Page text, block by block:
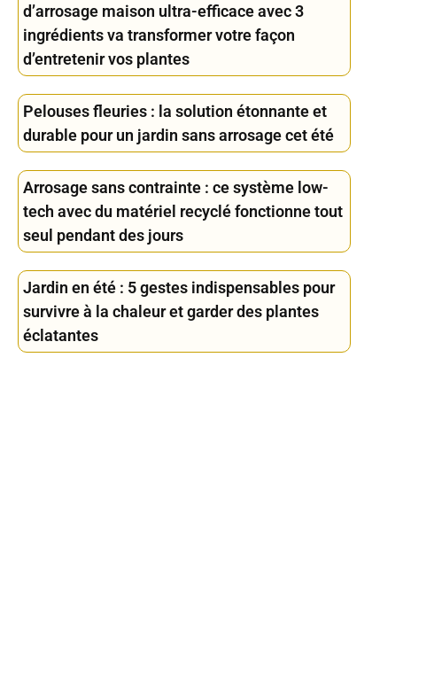
d’arrosage maison ultra-efficace avec 3
ingrédients va transformer votre façon
d’entretenir vos plantes
Pelouses fleuries : la solution étonnante et
durable pour un jardin sans arrosage cet été
Arrosage sans contrainte : ce système low-
tech avec du matériel recyclé fonctionne tout
seul pendant des jours
Jardin en été : 5 gestes indispensables pour
survivre à la chaleur et garder des plantes
éclatantes